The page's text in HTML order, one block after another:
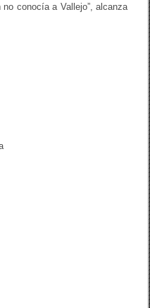
conocía a Vallejo”, alcanza